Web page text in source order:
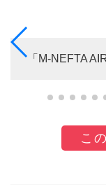
「M-NEFTA
こ